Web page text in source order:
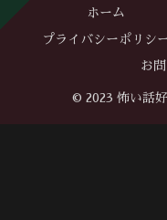
ホーム
プライバシーポリシ
お
© 2023 怖い話